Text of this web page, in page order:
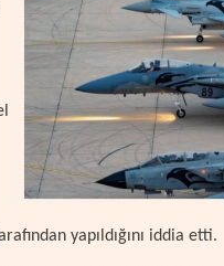
yapıldığını iddia etti.